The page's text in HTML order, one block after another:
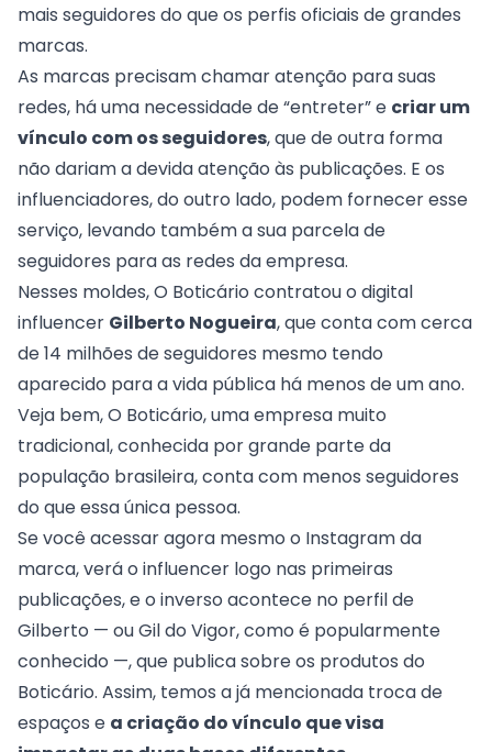
mais seguidores do que os perfis oficiais de grandes
marcas.
As marcas precisam chamar atenção para suas
redes, há uma necessidade de “entreter” e criar um
vínculo com os seguidores, que de outra forma
não dariam a devida atenção às publicações. E os
influenciadores, do outro lado, podem fornecer esse
serviço, levando também a sua parcela de
seguidores para as redes da empresa.
Nesses moldes, O Boticário contratou o digital
influencer Gilberto Nogueira, que conta com cerca
de 14 milhões de seguidores mesmo tendo
aparecido para a vida pública há menos de um ano.
Veja bem, O Boticário, uma empresa muito
tradicional, conhecida por grande parte da
população brasileira, conta com menos seguidores
do que essa única pessoa.
Se você acessar agora mesmo o Instagram da
marca, verá o influencer logo nas primeiras
publicações, e o inverso acontece no perfil de
Gilberto — ou Gil do Vigor, como é popularmente
conhecido —, que publica sobre os produtos do
Boticário. Assim, temos a já mencionada troca de
espaços e a criação dovínculo que visa